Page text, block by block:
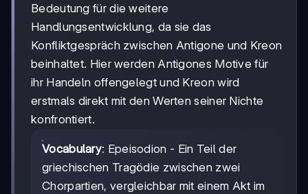
Bedeutung für die weitere
Handlungsentwicklung, da sie das
Konfliktgespräch zwischen Antigone und Kreon
beinhaltet. Hier werden Antigones Motive für
ihr Handeln offengelegt und Kreon wird
erstmals direkt mit den Werten seiner Nichte
konfrontiert.
Vocabulary: Epeisodion - Ein Teil der
griechischen Tragödie zwischen zwei
Chorpartien, vergleichbar mit einem Akt im